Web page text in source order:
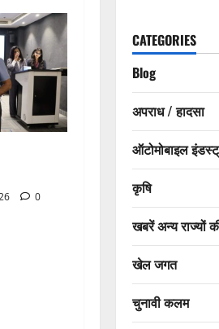
0
CATEGORIES
Blog
अपराध / हादसा
ऑटोमोबाइल
कृषि
खबरें अन्य राज्यों
खेल जगत
चुनावी कलम